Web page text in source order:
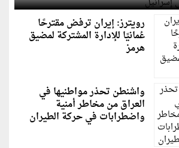
رويترز: إيران ترفض مقترحًا
عُمانيًا للإدارة المشتركة لمضيق
هرمز
واشنطن تحذر مواطنيها في
العراق من مخاطر أمنية
واضطرابات في حركة الطيران